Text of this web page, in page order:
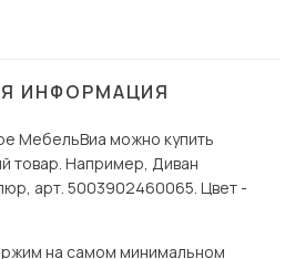
ИНФОРМАЦИЯ
МебельВиа можно купить
товар. Например, Диван
арт. 5003902460065. Цвет -
на самом минимальном